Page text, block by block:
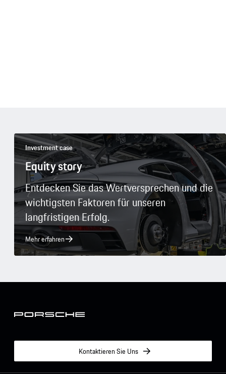
Investment case
Equity story
Entdecken Sie das Wertversprechen und die
wichtigsten Faktoren für unseren
langfristigen Erfolg.
Mehr erfahren
Kontaktieren Sie Uns